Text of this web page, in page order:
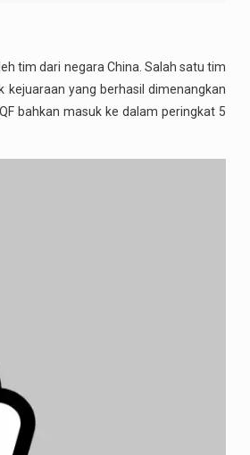
tim dari negara China. Salah satu tim
kejuaraan yang berhasil dimenangkan
bahkan masuk ke dalam peringkat 5